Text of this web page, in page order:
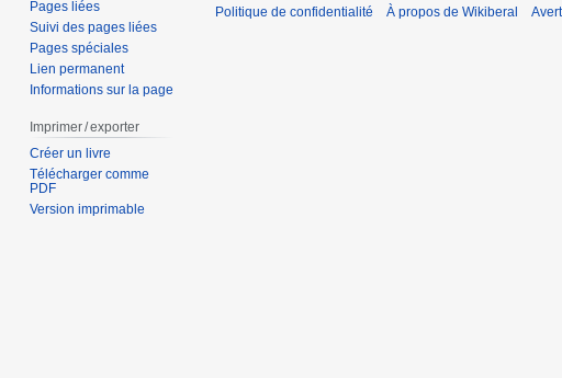
Pages liées
Suivi des pages liées
Pages spéciales
Lien permanent
Informations sur la page
Imprimer / exporter
Créer un livre
Télécharger comme
PDF
Version imprimable
Politique de confidentialité À propos de Wikiberal